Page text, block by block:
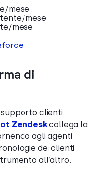
mese
mese
mese
di
clienti
Zendesk collega la
agli agenti
dei clienti
all’altro.